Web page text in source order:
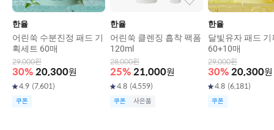
한율
어린쑥 수분진정 패드 기
획세트 60매
29,000원
30% 20,300원
4.9 (7,601)
쿠폰
한율
어린쑥 클렌징 흡착 팩폼
120ml
28,000원
25% 21,000원
4.8 (4,559)
쿠폰 사은품
한율
달빛유자 패드
60+10매
29,000원
30% 20,300원
4.8 (6,181)
쿠폰